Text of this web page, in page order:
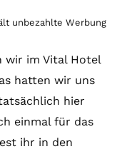
unbezahlte Werbung
wir im Vital Hotel
hatten wir uns
hier
einmal für das
ihr in den